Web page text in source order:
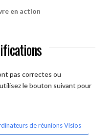
en action
pas correctes ou
le bouton suivant pour
de réunions Visios